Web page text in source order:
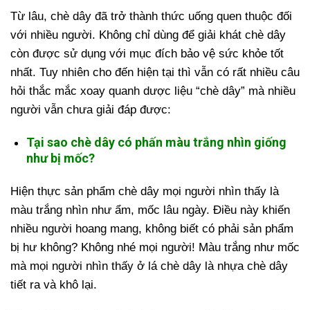
Từ lâu, chè dây đã trở thành thức uống quen thuộc đối
với nhiều người. Không chỉ dùng để giải khát chè dây
còn được sử dụng với mục đích bảo vệ sức khỏe tốt
nhất. Tuy nhiên cho đến hiện tại thì vẫn có rất nhiều câu
hỏi thắc mắc xoay quanh dược liệu “chè dây” mà nhiều
người vẫn chưa giải đáp được:
Tại sao chè dây có phấn màu trắng nhìn giống
như bị mốc?
Hiện thực sản phẩm chè dây mọi người nhìn thấy là
màu trắng nhìn như ẩm, mốc lâu ngày. Điều này khiến
nhiều người hoang mang, không biết có phải sản phẩm
bị hư không? Không nhé mọi người! Màu trắng như mốc
mà mọi người nhìn thấy ở lá chè dây là nhựa chè dây
tiết ra và khô lại.